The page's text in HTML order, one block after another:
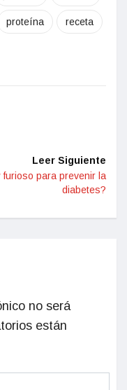
proteína receta
Leer Siguiente
para prevenir la
diabetes?
no será
están